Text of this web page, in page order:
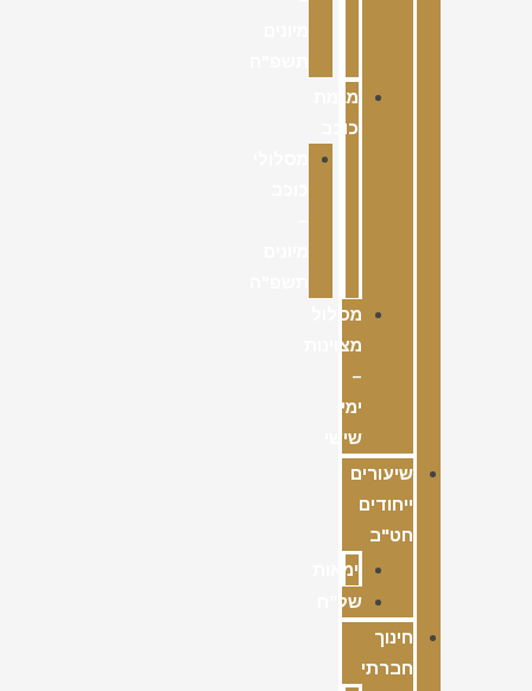
מגמת
כוכב
מסלול
מצוינות
–
ימי
שישי
שיעורים
ייחודים
חט"ב
ימאות
של”ח
חינוך
חברתי